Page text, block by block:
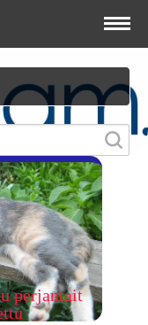
Vantaa
perjantait